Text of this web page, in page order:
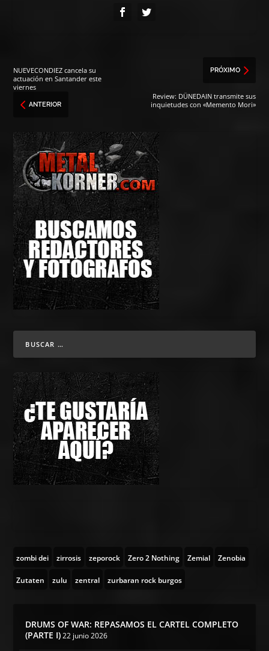
NUEVECONDIEZ cancela su
actuación en Santander este
viernes
ANTERIOR
PRÓXIMO
Review: DÜNEDAIN transmite sus
inquietudes con «Memento Mori»
zombi dei zirrosis zeporock Zero 2 Nothing Zemial Zenobia
Zutaten zulu zentral zurbaran rock burgos
DRUMS OF WAR: REPASAMOS EL CARTEL COMPLETO
(PARTE I) 22 junio 2026